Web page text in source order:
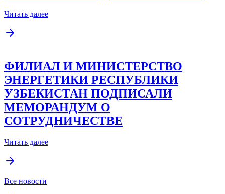
Читать далее
ФИЛИАЛ И МИНИСТЕРСТВО
ЭНЕРГЕТИКИ РЕСПУБЛИКИ
УЗБЕКИСТАН ПОДПИСАЛИ
МЕМОРАНДУМ О
СОТРУДНИЧЕСТВЕ
Читать далее
Все новости